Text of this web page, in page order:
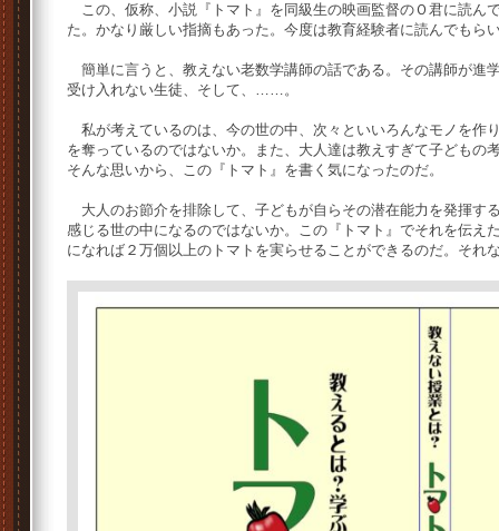
この、仮称、小説『トマト』を同級生の映画監督のＯ君に読ん
た。かなり厳しい指摘もあった。今度は教育経験者に読んでもら
簡単に言うと、教えない老数学講師の話である。その講師が進
受け入れない生徒、そして、……。
私が考えているのは、今の世の中、次々といいろんなモノを作
を奪っているのではないか。また、大人達は教えすぎて子どもの
そんな思いから、この『トマト』を書く気になったのだ。
大人のお節介を排除して、子どもが自らその潜在能力を発揮す
感じる世の中になるのではないか。この『トマト』でそれを伝え
になれば２万個以上のトマトを実らせることができるのだ。そ